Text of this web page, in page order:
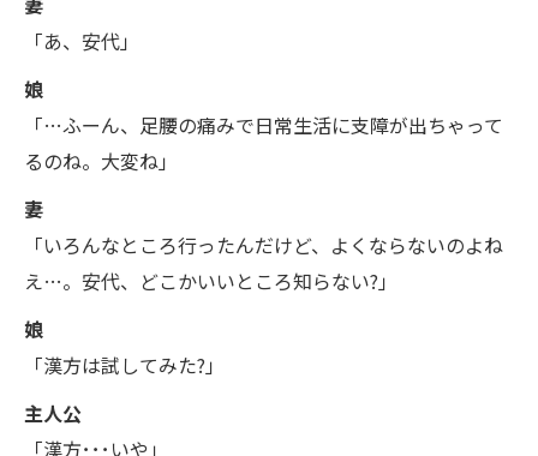
「あ、安代」
娘
「…ふーん、足腰の痛みで日常生活に支障が出ちゃって
るのね。大変ね」
妻
「いろんなところ行ったんだけど、よくならないのよね
え…。安代、どこかいいところ知らない?」
娘
「漢方は試してみた?」
主人公
「漢方･･･いや」